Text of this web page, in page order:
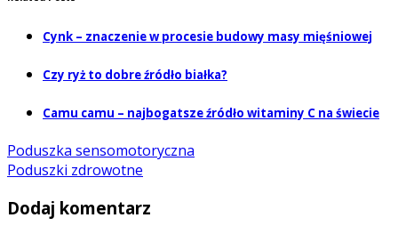
Cynk – znaczenie w procesie budowy masy mięśniowej
Czy ryż to dobre źródło białka?
Camu camu – najbogatsze źródło witaminy C na świecie
Poduszka sensomotoryczna
Poduszki zdrowotne
Dodaj komentarz